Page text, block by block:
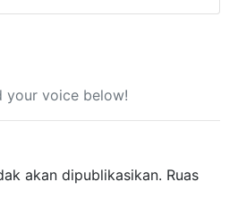
your voice below!
akan dipublikasikan. Ruas